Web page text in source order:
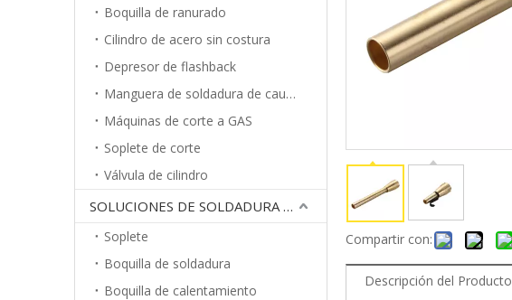
Boquilla de ranurado
Cilindro de acero sin costura
Depresor de flashback
Manguera de soldadura de caucho
Máquinas de corte a GAS
Soplete de corte
Válvula de cilindro
SOLUCIONES DE SOLDADURA A GAS
Soplete
Boquilla de soldadura
Boquilla de calentamiento
Compartir con:
Descripción del Producto